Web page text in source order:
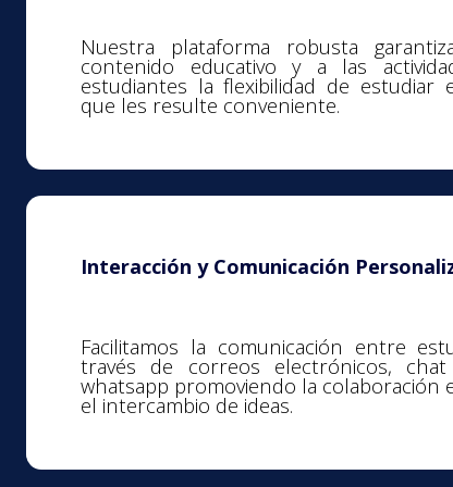
Nuestra plataforma robusta
contenido educativo y a las
estudiantes la flexibilidad de estudiar
que les resulte conveniente.
Interacción y Comunicación
Facilitamos la comunicación entre
través de correos electrónicos,
whatsapp promoviendo la colaboración
el intercambio de ideas.